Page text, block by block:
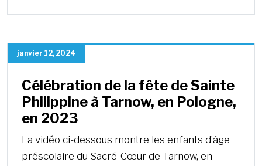
janvier 12, 2024
Célébration de la fête de Sainte
Philippine à Tarnow, en Pologne,
en 2023
La vidéo ci-dessous montre les enfants d’âge
préscolaire du Sacré-Cœur de Tarnow, en